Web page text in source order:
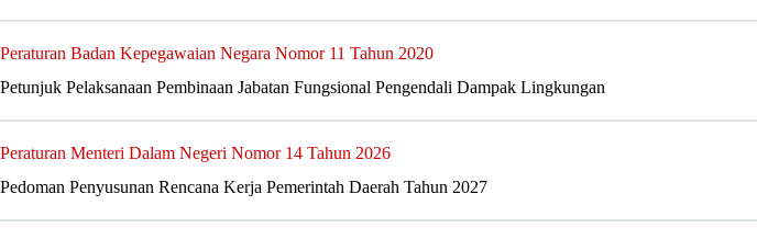
Peraturan Badan Kepegawaian Negara Nomor 11 Tahun 2020
Petunjuk Pelaksanaan Pembinaan Jabatan Fungsional Pengendali Dampak Lingkungan
Peraturan Menteri Dalam Negeri Nomor 14 Tahun 2026
Pedoman Penyusunan Rencana Kerja Pemerintah Daerah Tahun 2027